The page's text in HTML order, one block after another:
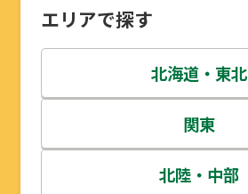
エリアで探す
北海道・東北
北海道
青森県
関東
茨城県
北陸・中部